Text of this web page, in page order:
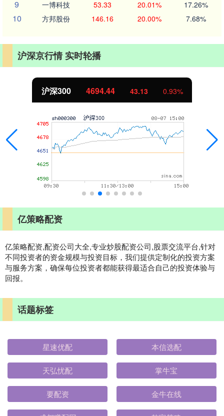
9 一博科技 53.33 20.01% 17.26%
10 方邦股份 146.16 20.00% 7.68%
沪深京行情 实时轮播
北证50 1134.24
亿策略配资
亿策略配资,配资公司大全,专业炒股配资公司,股票交流平台,针对
不同投资者的资金规模与投资目标，我们提供定制化的投资方案
与服务方案，确保每位投资者都能获得最适合自己的投资体验与
回报。
话题标签
星速优配 本信选配
天弘忧配 掌牛宝
要配资 金牛在线